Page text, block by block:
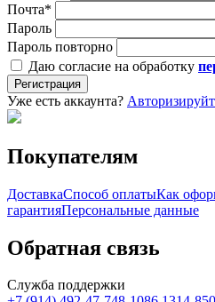
Почта*
Пароль
Пароль повторно
Даю согласие на обработку
Регистрация
Уже есть аккаунта?
Покупателям
ДоставкаСпособ оплатыКак
гарантияПерсональные данные
Обратная связь
Служба поддержки